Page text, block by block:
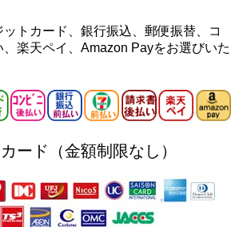
トカード、銀行振込、郵便振替、コ
楽天ペイ、Amazon Payをお選びいた
ード（金額制限なし）